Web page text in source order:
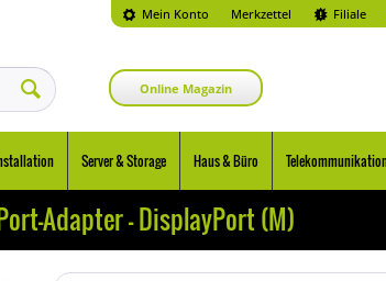
Mein Konto Merkzettel Filiale
Online Magazin
Server & Storage Haus & Büro
Adapter - DisplayPort (M)